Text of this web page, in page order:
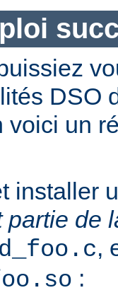
DSO
voici un
installer
partie de
,
: